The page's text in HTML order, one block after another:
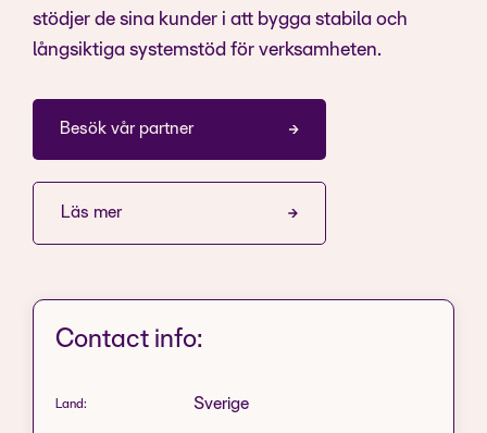
stödjer de sina kunder i att bygga stabila och
långsiktiga systemstöd för verksamheten.
Besök vår partner
Läs mer
Contact info:
Land: Sverige